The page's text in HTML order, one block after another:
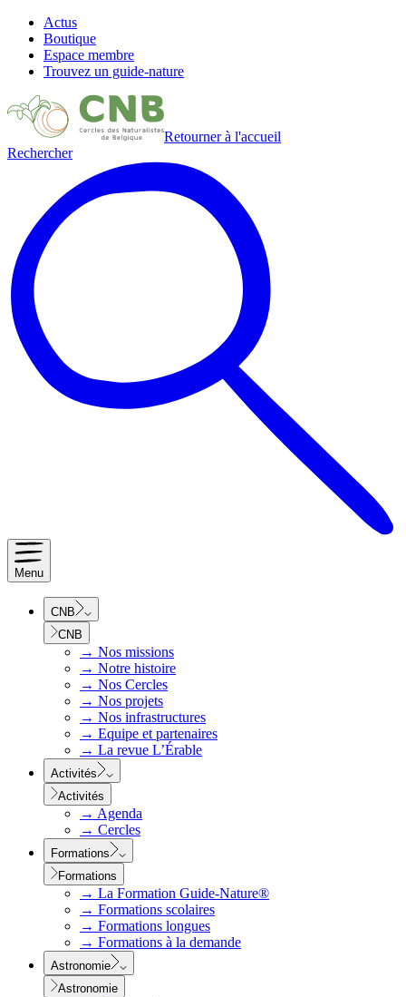
Actus
Boutique
Espace membre
Trouvez un guide-nature
Retourner à l'accueil
Rechercher
Menu
CNB
CNB
→ Nos missions
→ Notre histoire
→ Nos Cercles
→ Nos projets
→ Nos infrastructures
→ Equipe et partenaires
→ La revue L’Érable
Activités
Activités
→ Agenda
→ Cercles
Formations
Formations
→ La Formation Guide-Nature®
→ Formations scolaires
→ Formations longues
→ Formations à la demande
Astronomie
Astronomie